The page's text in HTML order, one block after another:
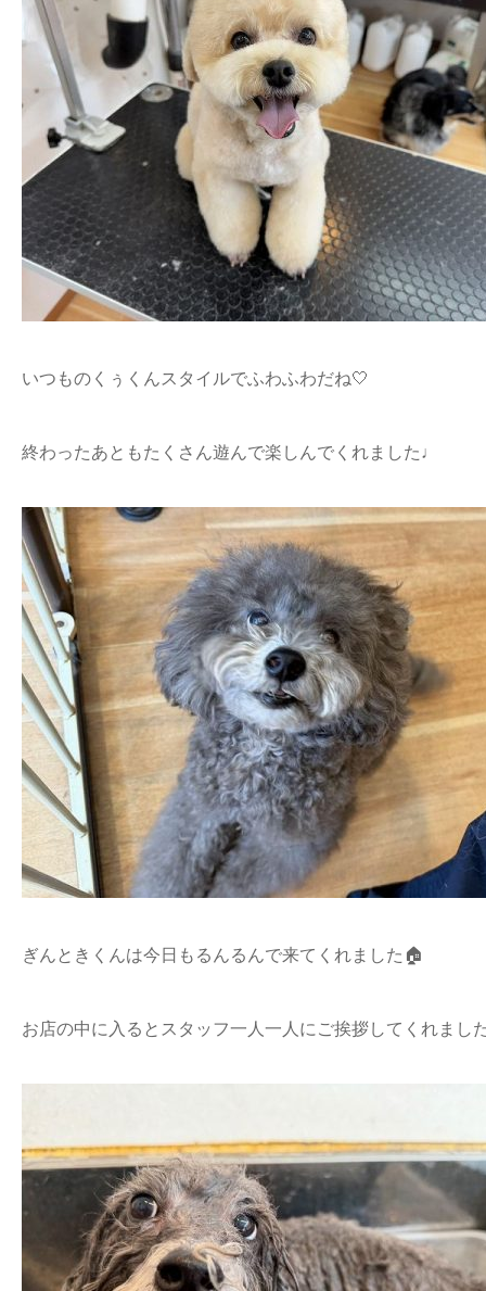
いつものくぅくんスタイルでふわふわだね🤍
終わったあともたくさん遊んで楽しんでくれました♩
ぎんときくんは今日もるんるんで来てくれました🏠
お店の中に入るとスタッフ一人一人にご挨拶してくれまし